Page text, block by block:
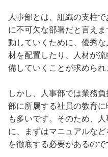
人事部とは、組織の支柱
に不可欠な部署だと言え
動していくために、優秀
材を配置したり、人材が
備していくことが求められ
しかし、人事部では業務
部に所属する社員の教育
も多いです。そのため、
に、まずはマニュアルな
を徹底する必要があるので